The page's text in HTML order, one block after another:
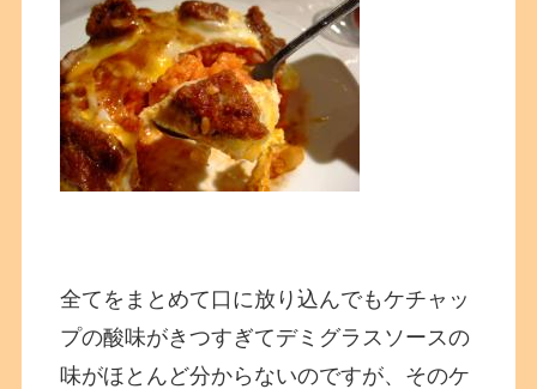
全てをまとめて口に放り込んでもケチャッ
プの酸味がきつすぎてデミグラスソースの
味がほとんど分からないのですが、そのケ